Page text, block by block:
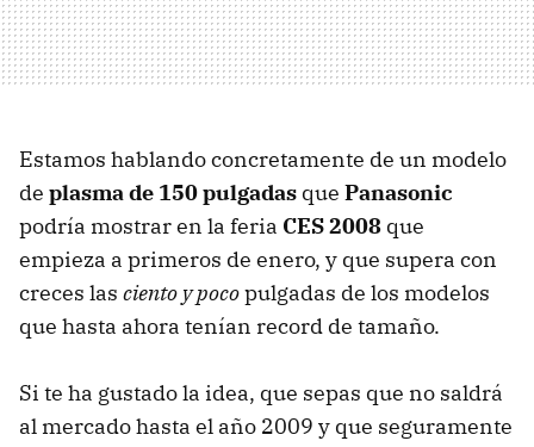
Estamos hablando concretamente de un modelo
de plasma de 150 pulgadas que Panasonic
podría mostrar en la feria CES 2008 que
empieza a primeros de enero, y que supera con
creces las ciento y pocopulgadas de los modelos
que hasta ahora tenían record de tamaño.
Si te ha gustado la idea, que sepas que no saldrá
al mercado hasta el año 2009 y que seguramente